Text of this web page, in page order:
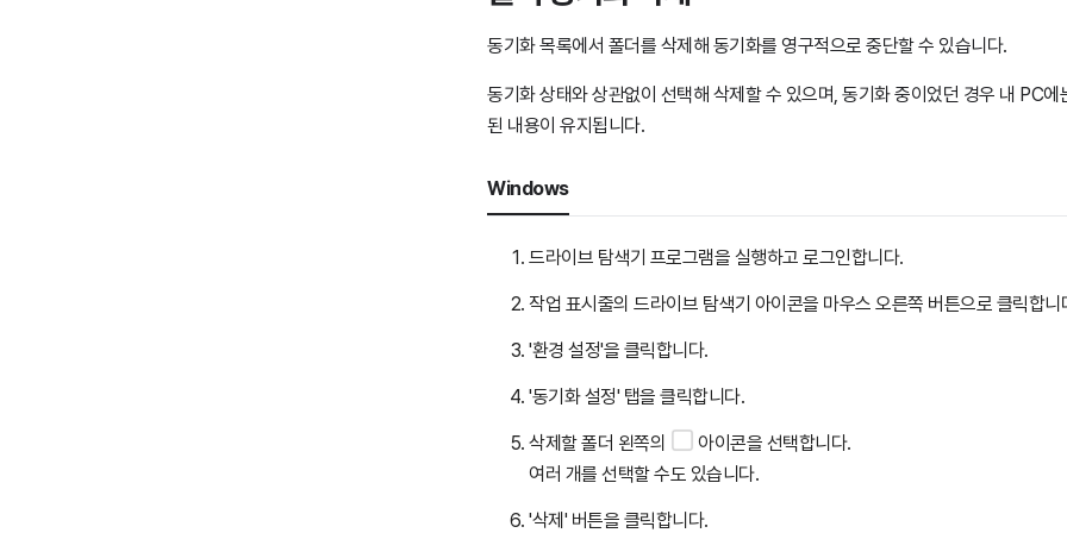
동기화 목록에서 폴더를 삭제해 동기화를 영구적으로 중단할 수 있습니다.
동기화 상태와 상관없이 선택해 삭제할 수 있으며, 동기화 중이었던 경우 내 PC에
된 내용이 유지됩니다.
Windows
드라이브 탐색기 프로그램을 실행하고 로그인합니다.
작업 표시줄의 드라이브 탐색기 아이콘을 마우스 오른쪽 버튼으로 클릭합니
'환경 설정'을 클릭합니다.
'동기화 설정' 탭을 클릭합니다.
삭제할 폴더 왼쪽의
아이콘을 선택합니다.
여러 개를 선택할 수도 있습니다.
'삭제' 버튼을 클릭합니다.